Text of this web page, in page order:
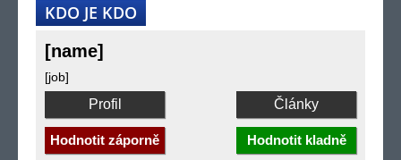
KDO JE KDO
[name]
[job]
Profil Články
Hodnotit záporně Hodnotit kladně